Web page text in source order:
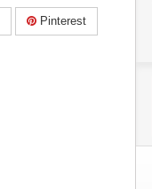
Pinterest